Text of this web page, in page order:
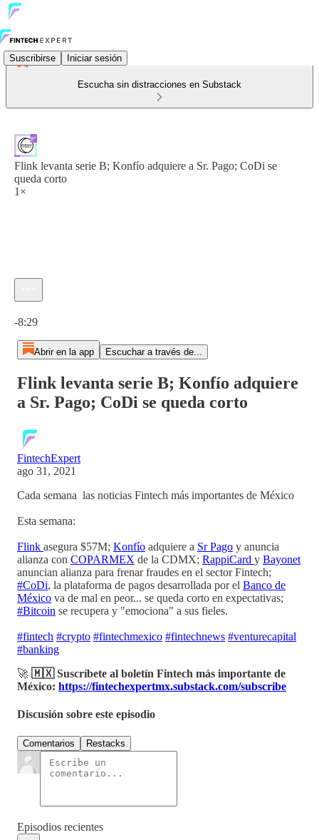
Suscribirse Iniciar sesión
Escucha sin distracciones en Substack
Flink levanta serie B; Konfío adquiere a Sr. Pago; CoDi se
queda corto
1×
-8:29
Abrir en la app Escuchar a través de...
Flink levanta serie B; Konfío adquiere
a Sr. Pago; CoDi se queda corto
FintechExpert
ago 31, 2021
Cada semana las noticias Fintech más importantes de México
Esta semana:
Flink asegura $57M; Konfío adquiere a Sr Pago y anuncia
alianza con COPARMEX de la CDMX; RappiCard y Bayonet
anuncian alianza para frenar fraudes en el sector Fintech;
#CoDi, la plataforma de pagos desarrollada por el Banco de
México va de mal en peor... se queda corto en expectativas;
#Bitcoin se recupera y "emociona" a sus fieles.
#fintech #crypto #fintechmexico #fintechnews #venturecapital
#banking
🚀 🇲🇽 Suscríbete al boletín Fintech más importante de
México: https://fintechexpertmx.substack.com/subscribe
Discusión sobre este episodio
Comentarios Restacks
Episodios recientes